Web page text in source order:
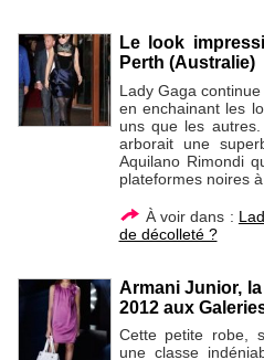
Le look
Perth (Australie)
Lady Gaga
en enchainant les
uns que les
arborait une
Aquilano Rimondi
plateformes noires à
À voir dans :
de décolleté ?
Armani Junior,
2012 aux
Cette petite robe,
une classe